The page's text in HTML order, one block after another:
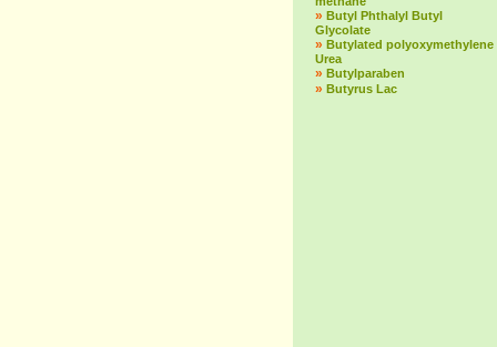
» Butyl Phthalyl Butyl
Glycolate
» Butylated polyoxymethylene
Urea
» Butylparaben
» Butyrus Lac